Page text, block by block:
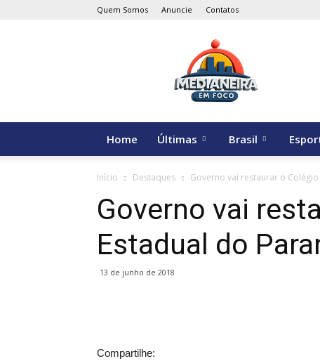
Quem Somos Anuncie Contatos
Home Últimas Brasil
Início Destaques Governo vai restaurar o
Governo vai
Estadual do
13 de junho de 2018
Compartilhe: